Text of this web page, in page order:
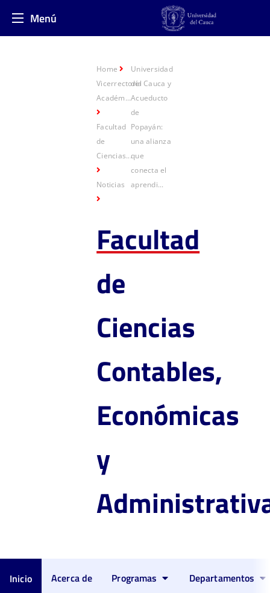
Menú
Home
Vicerrectoría
Académ...
Facultad
de
Ciencias...
Noticias
Universidad
del Cauca y
Acueducto
de
Popayán:
una alianza
que
conecta el
aprendi...
Facultad
de
Ciencias
Contables,
Económicas
y
Inicio Acerca de Programas Departamentos